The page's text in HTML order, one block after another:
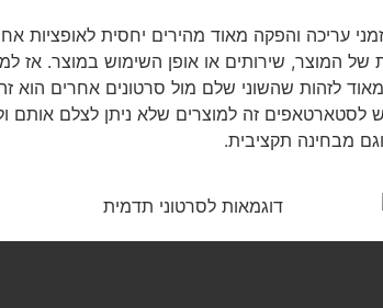
עריכה והפקה מאוד מהירים יחסית
של המוצר, שירותים או אופן השימוש במוצר. אז
לזהות שהשוני שלם מול סרטונים אחרים
זה למוצרים שלא ניתן לצלם אותם
מבחינה תקציבית.